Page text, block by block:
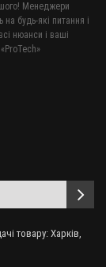
Менеджери
будь-які питання і
нюанси і ваші
товару: Харків,